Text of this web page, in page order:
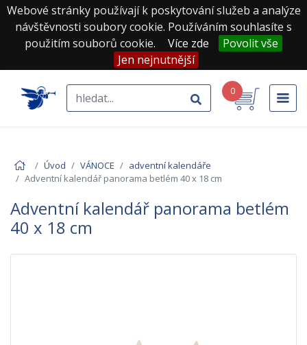
Webové stránky používají k poskytování služeb a analýze
návštěvnosti soubory cookie. Používáním souhlasíte s
použitím souborů cookie.
Více zde
Povolit vše
Jen nejnutnější
0
Úvod VÁNOCE
adventní kalendáře
Adventní kalendář panorama betlém 40 x 18 cm
Adventní kalendář panorama betlém
40 x 18 cm